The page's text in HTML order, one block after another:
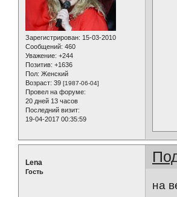
Зарегистрирован: 15-03-2010
Сообщений: 460
Уважение: +244
Позитив: +1636
Пол: Женский
Возраст: 39 [1987-06-04]
Провел на форуме:
20 дней 13 часов
Последний визит:
19-04-2017 00:35:59
Lena
Гость
на